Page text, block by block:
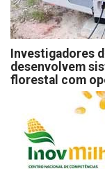
Investigadores
desenvolvem
florestal com